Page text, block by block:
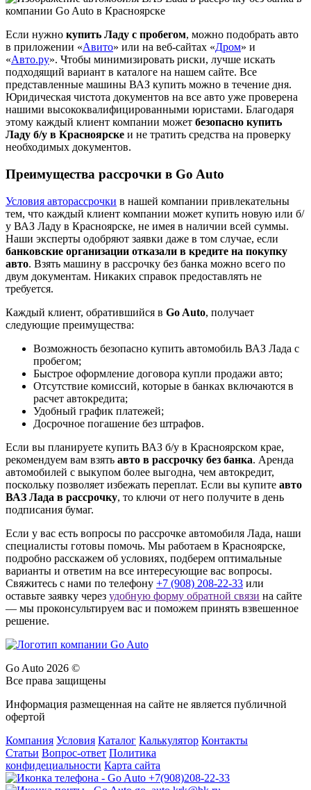
Если нужно купить Ладу с пробегом, можно подобрать авто
в приложении «Авито» или на веб-сайтах «Дром» и
«Авто.ру». Чтобы минимизировать риски, лучше искать
подходящий вариант в каталоге на нашем сайте. Все
представленные машины ВАЗ купить можно в течение дня.
Юридическая чистота документов на все авто уже проверена
нашими высококвалифицированными юристами. Благодаря
этому каждый клиент компании может безопасно купить
Ладу б/у в Красноярске и не тратить средства на проверку
необходимых документов.
Преимущества рассрочки в Go Auto
Условия авторассрочки в нашей компании привлекательны
тем, что каждый клиент компании может купить новую или б/
у ВАЗ Ладу в Красноярске, не имея в наличии всей суммы.
Наши эксперты одобряют заявки даже в том случае, если
банковские организации отказали в кредите на покупку
авто. Взять машину в рассрочку без банка можно всего по
двум документам. Никаких справок предоставлять не
требуется.
Каждый клиент, обратившийся в Go Auto, получает
следующие преимущества:
Возможность безопасно купить автомобиль ВАЗ Лада с
пробегом;
Быстрое оформление договора купли продажи авто;
Отсутствие комиссий, которые в банках включаются в
расчет автокредита;
Удобный график платежей;
Досрочное погашение без штрафов.
Если вы планируете купить ВАЗ б/у в Красноярском крае,
рекомендуем вам взять авто в рассрочку без банка. Аренда
автомобилей с выкупом более выгодна, чем автокредит,
поскольку позволяет избежать переплат. Если вы купите авто
ВАЗ Лада в рассрочку, то ключи от него получите в день
подписания бумаг.
Если у вас есть вопросы по рассрочке автомобиля Лада, наши
специалисты готовы помочь. Мы работаем в Красноярске,
подробно расскажем об условиях, подберем оптимальные
варианты и ответим на все интересующие вас вопросы.
Свяжитесь с нами по телефону +7 (908) 208-22-33 или
оставьте заявку через удобную форму обратной связи на сайте
— мы проконсультируем вас и поможем принять взвешенное
решение.
Go Auto 2026 ©
Все права защищены
Информация размещенная на сайте не является публичной
офертой
Компания Условия Каталог Калькулятор Контакты
Статьи Вопрос-ответ Политика
конфидециальности Карта сайта
+7(908)208-22-33